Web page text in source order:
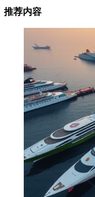
推荐内容